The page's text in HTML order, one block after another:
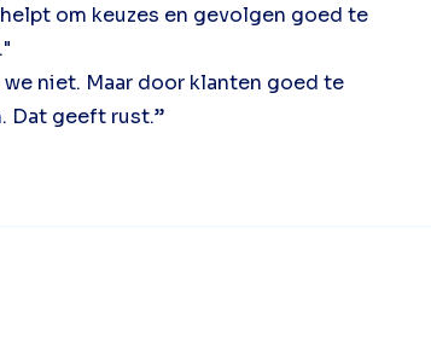
om keuzes en gevolgen goed te
niet. Maar door klanten goed te
Dat geeft rust.”